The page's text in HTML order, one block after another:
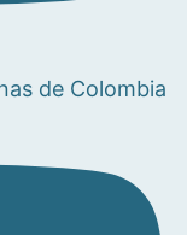
de Colombia